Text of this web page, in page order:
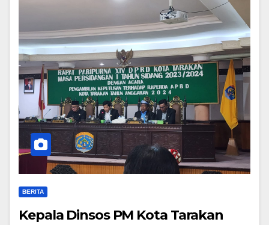
BERITA
Kepala Dinsos PM Kota Tarakan